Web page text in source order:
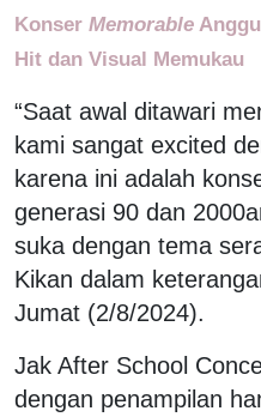
Konser Memorable
Hit dan Visual Memukau
“Saat awal ditawari
kami sangat excited
karena ini adalah
generasi 90 dan
suka dengan tema
Kikan dalam
Jumat (2/8/2024).
Jak After School
dengan penampilan